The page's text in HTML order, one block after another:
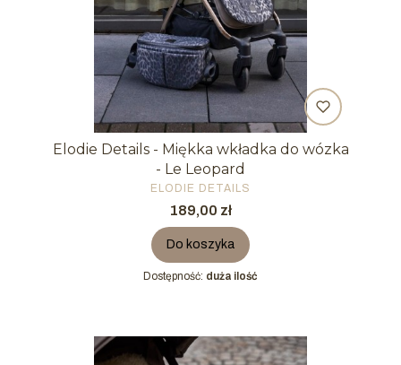
Elodie Details - Miękka wkładka do wózka
- Le Leopard
PRODUCENT
ELODIE DETAILS
Cena
189,00 zł
Do koszyka
Dostępność: duża ilość